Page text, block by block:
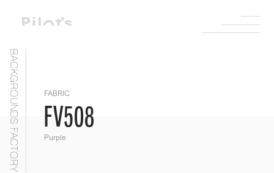
BACKGROUNDS FACTORY FABRIC
FV508
Purple